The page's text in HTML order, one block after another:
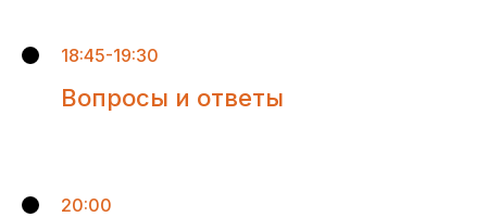
18:45-19:30
Вопросы и ответы
20:00